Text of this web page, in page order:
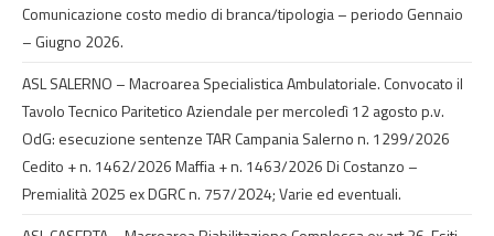
Comunicazione costo medio di branca/tipologia – periodo Gennaio
– Giugno 2026.
ASL SALERNO – Macroarea Specialistica Ambulatoriale. Convocato il
Tavolo Tecnico Paritetico Aziendale per mercoledì 12 agosto p.v.
OdG: esecuzione sentenze TAR Campania Salerno n. 1299/2026
Cedito + n. 1462/2026 Maffia + n. 1463/2026 Di Costanzo –
Premialità 2025 ex DGRC n. 757/2024; Varie ed eventuali.